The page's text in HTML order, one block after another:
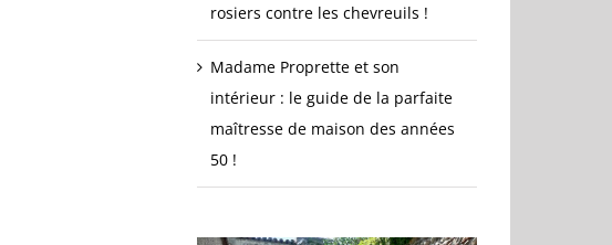
rosiers contre les chevreuils !
Madame Proprette et son
intérieur : le guide de la parfaite
maîtresse de maison des années
50 !